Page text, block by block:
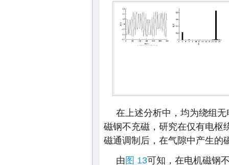
在上述分析中，均为绕组
磁钢不充磁，研究在仅有电枢
磁通调制后，在气隙中产生的
由图 13可知，在电机磁钢